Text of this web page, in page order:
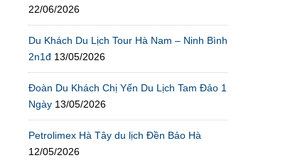
22/06/2026
Du Khách Du Lịch Tour Hà Nam – Ninh Bình
2n1đ 13/05/2026
Đoàn Du Khách Chị Yến Du Lịch Tam Đảo 1
Ngày 13/05/2026
Petrolimex Hà Tây du lịch Đền Bảo Hà
12/05/2026